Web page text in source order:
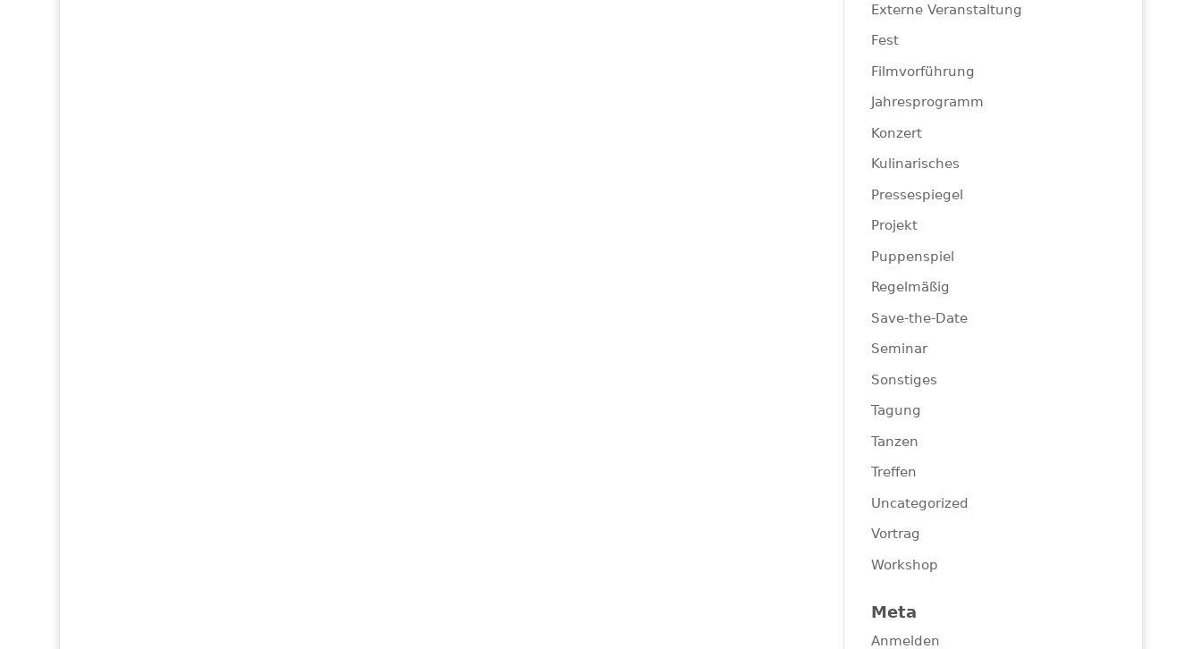
Externe Veranstaltung
Fest
Filmvorführung
Jahresprogramm
Konzert
Kulinarisches
Pressespiegel
Projekt
Puppenspiel
Regelmäßig
Save-the-Date
Seminar
Sonstiges
Tagung
Tanzen
Treffen
Uncategorized
Vortrag
Workshop
Meta
Anmelden